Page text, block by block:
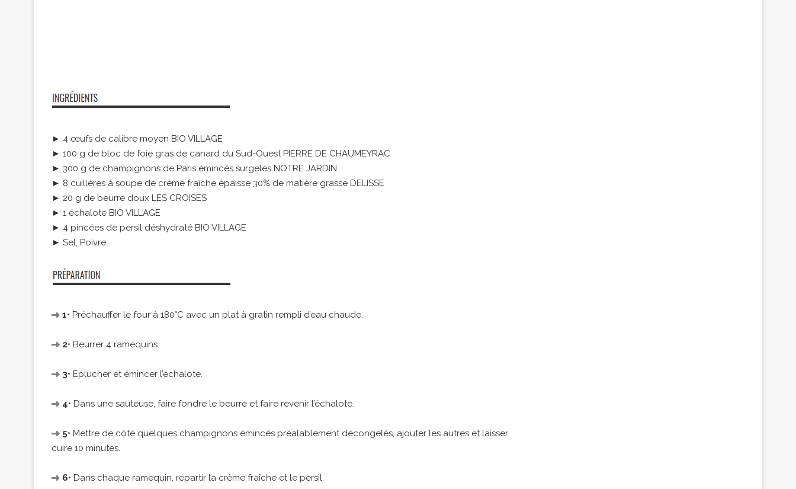
► 4 œufs de calibre moyen BIO VILLAGE
► 100 g de bloc de foie gras de canard du Sud-Ouest PIERRE DE CHAUMEYRAC
► 300 g de champignons de Paris émincés surgelés NOTRE JARDIN
► 8 cuillères à soupe de crème fraîche épaisse 30% de matière grasse DELISSE
► 20 g de beurre doux LES CROISES
► 1 échalote BIO VILLAGE
► 4 pincées de persil déshydraté BIO VILLAGE
► Sel, Poivre
1• Préchauffer le four à 180°C avec un plat à gratin rempli d’eau chaude.
2• Beurrer 4 ramequins.
3• Eplucher et émincer l’échalote.
4• Dans une sauteuse, faire fondre le beurre et faire revenir l’échalote.
5• Mettre de côté quelques champignons émincés préalablement décongelés, ajouter les autres et laisser
cuire 10 minutes.
6• Dans chaque ramequin, répartir la crème fraîche et le persil.